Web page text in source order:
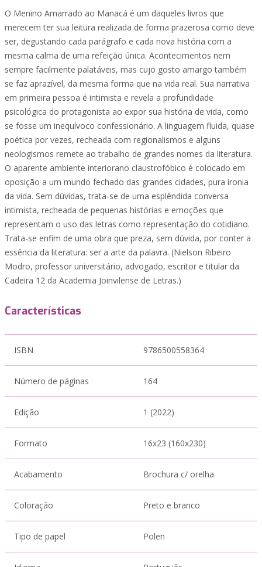
O Menino Amarrado ao Manacá é um daqueles livros que
merecem ter sua leitura realizada de forma prazerosa como deve
ser, degustando cada parágrafo e cada nova história com a
mesma calma de uma refeição única. Acontecimentos nem
sempre facilmente palatáveis, mas cujo gosto amargo também
se faz aprazível, da mesma forma que na vida real. Sua narrativa
em primeira pessoa é intimista e revela a profundidade
psicológica do protagonista ao expor sua história de vida, como
se fosse um inequívoco confessionário. A linguagem fluida, quase
poética por vezes, recheada com regionalismos e alguns
neologismos remete ao trabalho de grandes nomes da literatura.
O aparente ambiente interiorano claustrofóbico é colocado em
oposição a um mundo fechado das grandes cidades, pura ironia
da vida. Sem dúvidas, trata-se de uma esplêndida conversa
intimista, recheada de pequenas histórias e emoções que
representam o uso das letras como representação do cotidiano.
Trata-se enfim de uma obra que preza, sem dúvida, por conter a
essência da literatura: ser a arte da palavra. (Nielson Ribeiro
Modro, professor universitário, advogado, escritor e titular da
Cadeira 12 da Academia Joinvilense de Letras.)
Características
ISBN 9786500558364
Número de páginas 164
Edição 1 (2022)
Formato 16x23 (160x230)
Acabamento Brochura c/ orelha
Coloração Preto e branco
Tipo de papel Polen